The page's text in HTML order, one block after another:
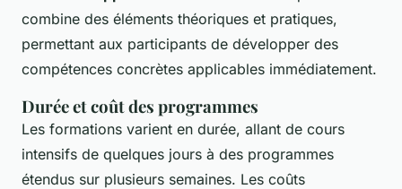
combine des éléments théoriques et pratiques,
permettant aux participants de développer des
compétences concrètes applicables immédiatement.
Durée et coût des programmes
Les formations varient en durée, allant de cours
intensifs de quelques jours à des programmes
étendus sur plusieurs semaines. Les coûts